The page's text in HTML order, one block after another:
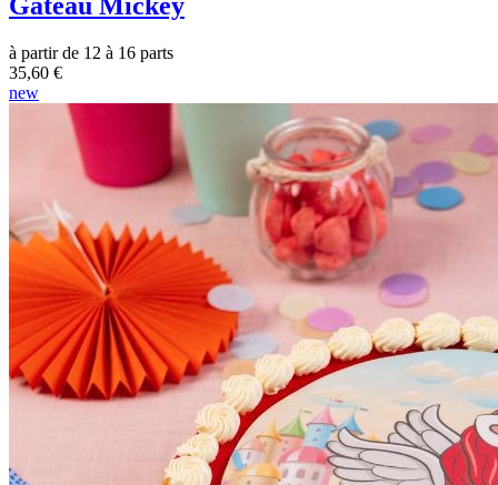
à partir de 12 à 16 parts
35,60 €
new